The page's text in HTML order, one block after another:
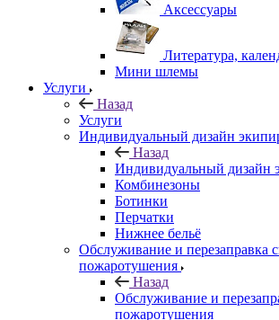
Аксессуары
Литература,
Мини шлемы
Услуги
Назад
Услуги
Индивидуальный дизайн
Назад
Индивидуальный дизайн
Комбинезоны
Ботинки
Перчатки
Нижнее бельё
Обслуживание и перезаправка
пожаротушения
Назад
Обслуживание и
пожаротушения